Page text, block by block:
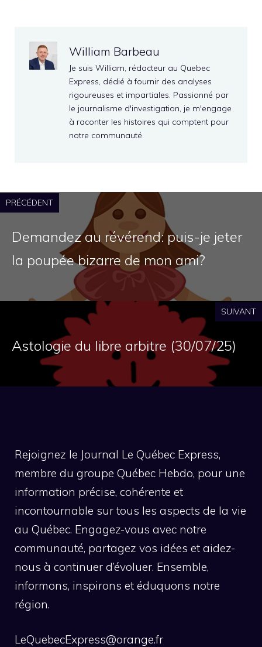
William Barbeau
Je suis William, rédacteur au Quebec
Express, dédié à fournir des analyses
rigoureuses et impartiales. Passionné par
le journalisme d'investigation, je m'engage
à raconter les histoires qui comptent pour
notre communauté.
PRÉCÉDENT
Demandez au révérend: puis-je jeter
la poupée bizarre de mon ami?
SUIVANT
Astologie du libre arbitre (30/07/25)
Rejoignez le Journal Le Québec Express,
membre du groupe Québec Hebdo, pour une
information précise, cohérente et
incontournable sur tous les aspects de la vie
au Québec. Engagez-vous avec notre
communauté, partagez vos idées et aidez-
nous à continuer d’évoluer. Ensemble,
informons, inspirons et éduquons notre
région.
LeQuebecExpress@orange.fr